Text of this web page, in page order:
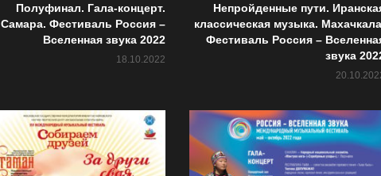
Непройденные пути.
классическая музыка.
Фестиваль Россия –
звука
Полуфинал. Гала-концерт.
Самара. Фестиваль Россия –
Вселенная звука 2022
18.10.2022